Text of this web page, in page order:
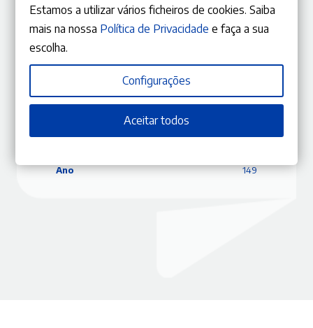
ISBN
9770870848187
Coleção
RLJ
Ano
149
Estamos a utilizar vários ficheiros de cookies. Saiba
mais na nossa Política de Privacidade e faça a sua
escolha.
Configurações
Aceitar todos